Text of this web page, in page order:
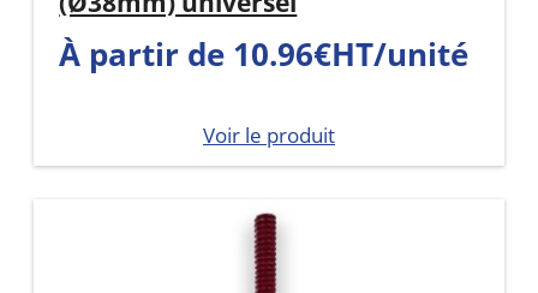
À partir de 10.96€HT/unité
Voir le produit